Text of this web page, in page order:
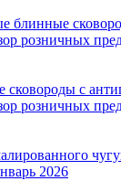
блинные
розничных
сковороды с
розничных
2026